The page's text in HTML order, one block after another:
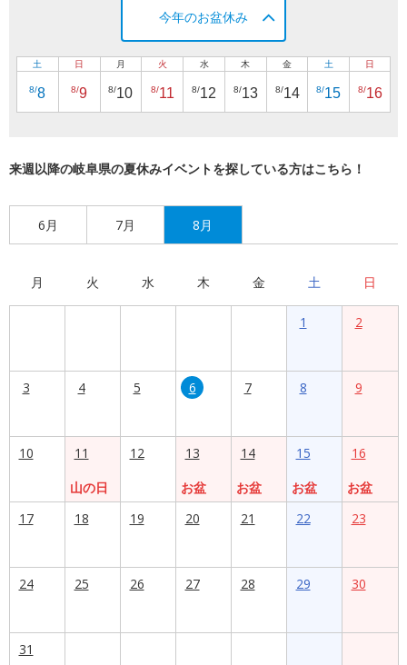
今年のお盆休み
土
8/8
日
8/9
月
8/10
火
8/11
水
8/12
木
8/13
金
8/14
土
8/15
日
8/16
来週以降の岐阜県の夏休みイベントを探している方はこちら！
6月 7月 8月
月 火 水 木 金 土 日
1 2
3 4 5 6 7 8 9
10
11
山の日
12
13
お盆
14
お盆
15
お盆
16
お盆
17
18 19 20 21 22 23
24 25 26 27 28 29 30
31